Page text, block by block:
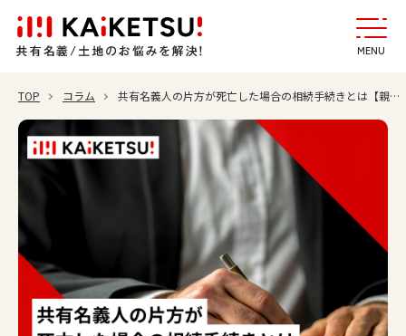
MENU
TOP コラム 共有名義人の片方が死亡した場合の相続手続きとは【親・配偶者別】